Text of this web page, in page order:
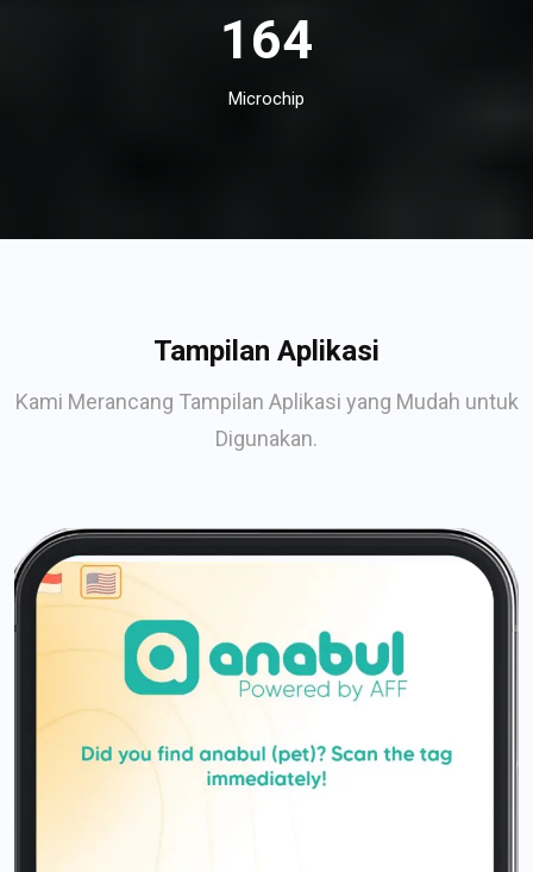
164
Microchip
Tampilan Aplikasi
Kami Merancang Tampilan Aplikasi yang Mudah untuk
Digunakan.